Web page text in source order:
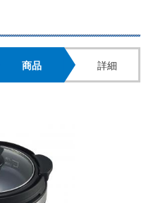
商品 詳細